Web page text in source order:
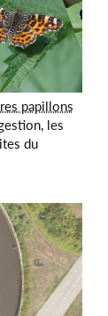
papillons
les
du